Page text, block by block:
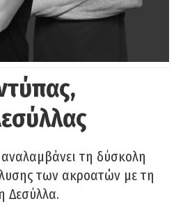
τη δύσκολη
των ακροατών με τη
Δεσύλλα.